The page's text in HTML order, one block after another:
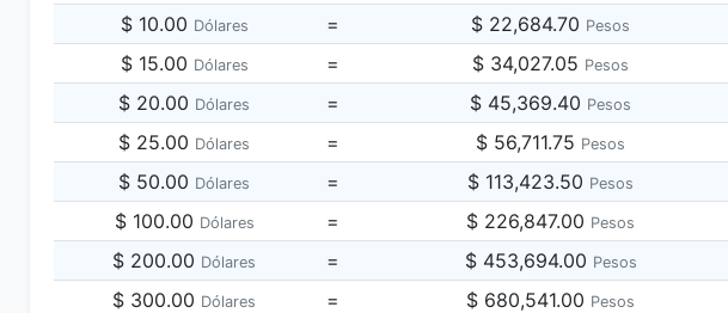
$ 10.00 Dólares = $ 22,684.70 Pesos
$ 15.00 Dólares = $ 34,027.05 Pesos
$ 20.00 Dólares = $ 45,369.40 Pesos
$ 25.00 Dólares = $ 56,711.75 Pesos
$ 50.00 Dólares = $ 113,423.50 Pesos
$ 100.00 Dólares = $ 226,847.00 Pesos
$ 200.00 Dólares = $ 453,694.00 Pesos
$ 300.00 Dólares = $ 680,541.00 Pesos